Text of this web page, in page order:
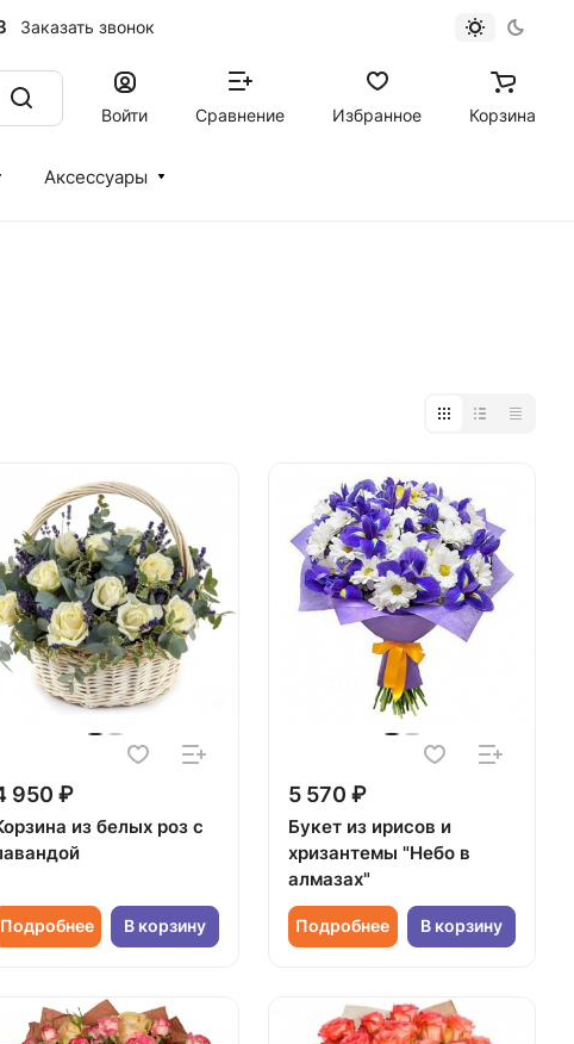
Заказать звонок
Войти Сравнение Избранное Корзина
Аксессуары
950 ₽
из белых роз с
Подробнее В корзину
5 570 ₽
Букет из ирисов и
хризантемы "Небо в
алмазах"
Подробнее В корзину